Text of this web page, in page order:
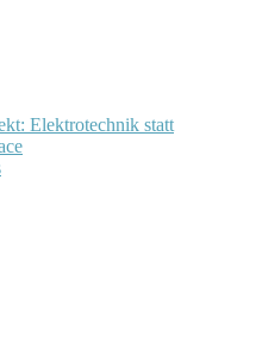
Elektrotechnik statt